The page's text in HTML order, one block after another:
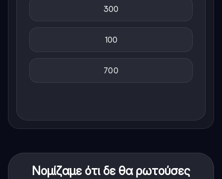
300
100
700
Νομίζαμε ότι δε θα ρωτούσες